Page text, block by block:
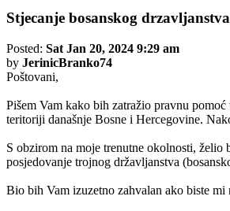
Stjecanje bosanskog drzavljanstva
Posted: Sat Jan 20, 2024 9:29 am
by JerinicBranko74
Poštovani,
Pišem Vam kako bih zatražio pravnu
teritoriji današnje Bosne i Hercegovine.
S obzirom na moje trenutne okolnosti, želio
posjedovanje trojnog državljanstva
Bio bih Vam izuzetno zahvalan ako biste